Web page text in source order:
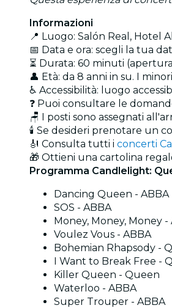
Informazioni
📍 Luogo: Salón Real, Hotel
📅 Data e ora: scegli la tua
⏳ Durata: 60 minuti
👤 Età: da 8 anni in su. I
♿ Accessibilità: luogo
❓ Puoi consultare le
🪑 I posti sono assegnati
🕯️ Se desideri prenotare un
🎻 Consulta tutti i concerti
🎁 Ottieni una cartolina
Programma Candlelight:
Dancing Queen - ABBA
SOS - ABBA
Money, Money, Money -
Voulez Vous - ABBA
Bohemian Rhapsody -
I Want to Break Free -
Killer Queen - Queen
Waterloo - ABBA
Super Trouper - ABBA